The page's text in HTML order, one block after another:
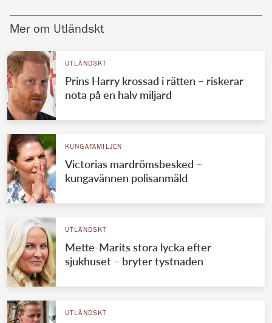
Mer om Utländskt
UTLÄNDSKT
Prins Harry krossad i rätten – riskerar
nota på en halv miljard
KUNGAFAMILJEN
Victorias mardrömsbesked –
kungavännen polisanmäld
UTLÄNDSKT
Mette-Marits stora lycka efter
sjukhuset – bryter tystnaden
UTLÄNDSKT